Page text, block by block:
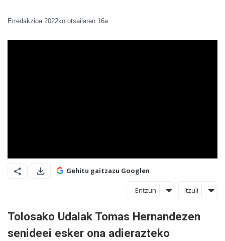
Erredakzioa 2022ko otsailaren 16a
Gehitu gaitzazu Googlen
Entzun Itzuli
Tolosako Udalak Tomas Hernandezen
senideei esker ona adierazteko